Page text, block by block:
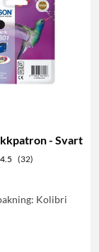
- Svart
4.5 (32)
Kolibri